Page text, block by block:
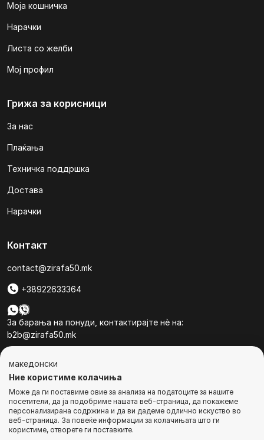
Моја кошничка
Нарачки
Листа со желби
Мој профил
Грижа за корисници
За нас
Плаќања
Техничка поддршка
Достава
Нарачки
Контакт
contact@zirafa50.mk
+38922633364
За барања на понуди, контактирајте нѐ на:
b2b@zirafa50.mk
© Сите права се задржани
македонски
Ние користиме колачиња
Може да ги поставиме овие за анализа на податоците за нашите
посетители, да ја подобриме нашата веб-страница, да покажеме
персонализирана содржина и да ви дадеме одлично искуство во
веб-страница. За повеќе информации за колачињата што ги
користиме, отворете ги поставките.